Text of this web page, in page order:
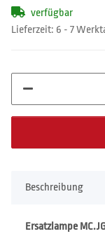
verfügbar
Lieferzeit: 6 - 7
Beschreibung
Ersatzlampe